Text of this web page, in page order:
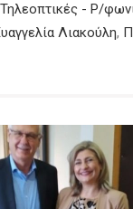
Τηλεοπτικές - Ρ/
Λιακούλη,